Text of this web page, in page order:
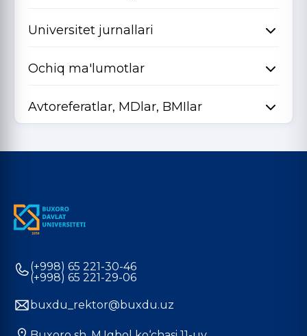
Universitet jurnallari
Ochiq ma'lumotlar
Avtoreferatlar, MDlar, BMIlar
(+998) 65 221-30-46
(+998) 65 221-29-06
buxdu_rektor@buxdu.uz